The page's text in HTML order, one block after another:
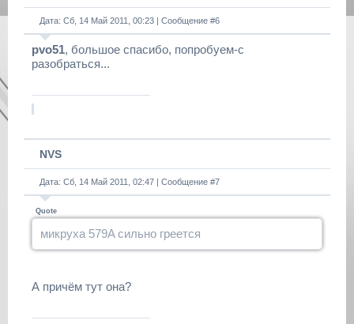
Дата: Сб, 14 Май 2011, 00:23 | Сообщение #6
pvo51, большое спасибо, попробуем-с
разобраться...
NVS
Дата: Сб, 14 Май 2011, 02:47 | Сообщение #7
Quote
микруха 579A сильно греется
А причём тут она?